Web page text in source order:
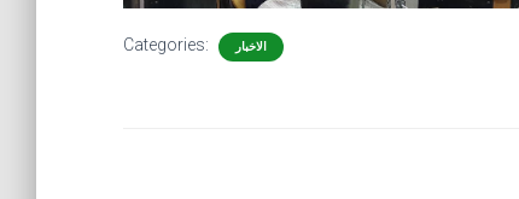
Categories: الاخبار